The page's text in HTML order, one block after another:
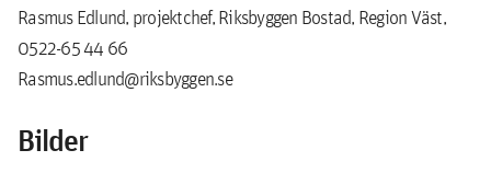
Rasmus Edlund, projektchef, Riksbyggen Bostad, Region Väst,
0522-65 44 66
Rasmus.edlund@riksbyggen.se
Bilder